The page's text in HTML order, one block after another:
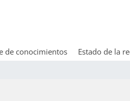
de conocimientos Estado de la